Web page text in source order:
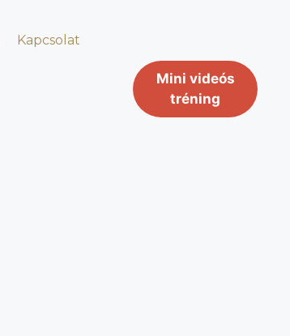
Kapcsolat
Mini videós
tréning